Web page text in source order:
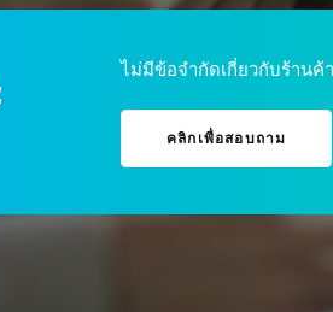
ไม่มีข้อจำกัดเกี่ยวกับร้านค้
คลิกเพื่อสอบถาม